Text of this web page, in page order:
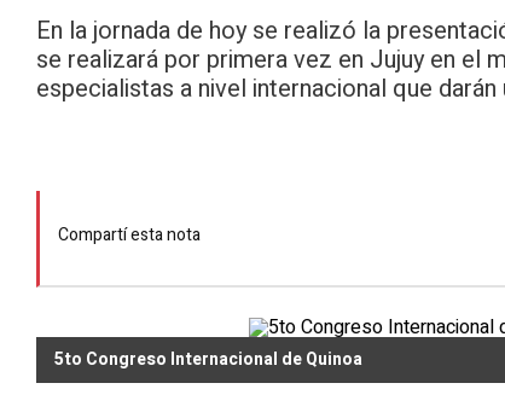
En la jornada de hoy se realizó la
se realizará por primera vez en Jujuy en el
especialistas a nivel internacional que
Compartí esta nota
5to Congreso Internacional de Quinoa